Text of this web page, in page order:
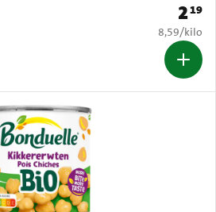
Prijs:
219
€ 8,59 per
8,59/kilo